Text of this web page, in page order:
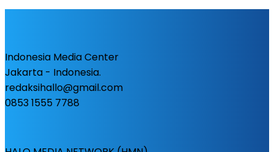
Indonesia Media Center
Jakarta - Indonesia.
redaksihallo@gmail.com
0853 1555 7788